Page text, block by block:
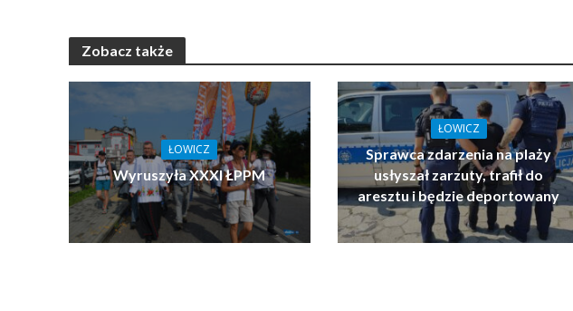
Zobacz także
ŁOWICZ
Wyruszyła XXXI ŁPPM
ŁOWICZ
Sprawca zdarzenia na plaży
usłyszał zarzuty, trafił do
aresztu i będzie deportowany